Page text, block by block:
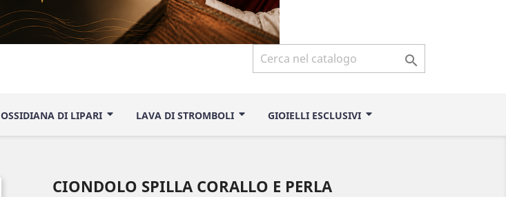

OSSIDIANA DI LIPARI LAVA DI STROMBOLI GIOIELLI ESCLUSIVI
CIONDOLO SPILLA CORALLO E PERLA